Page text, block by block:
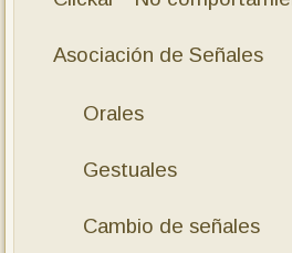
Asociación de Señales
Orales
Gestuales
Cambio de señales